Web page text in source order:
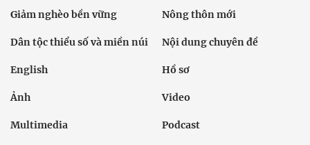
Giảm nghèo bền vững Nông thôn mới
Dân tộc thiểu số và miền núi Nội dung chuyên đề
English Hồ sơ
Ảnh Video
Multimedia Podcast